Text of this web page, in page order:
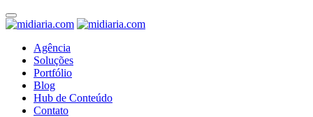
Agência
Soluções
Portfólio
Blog
Hub de Conteúdo
Contato